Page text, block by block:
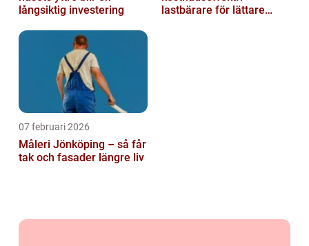
långsiktig investering
lastbärare för lättare
07 februari 2026
Måleri Jönköping – så får
tak och fasader längre liv